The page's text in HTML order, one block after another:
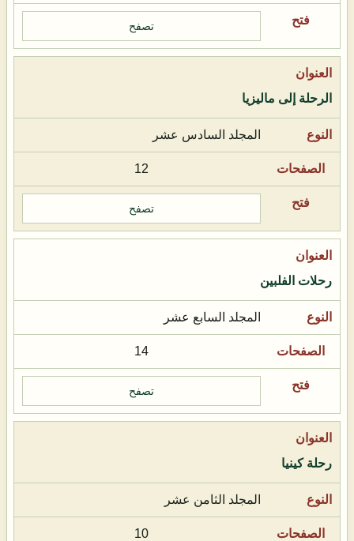
تصفح
الرحلة إلى ماليزيا
المجلد السادس عشر
12
تصفح
رحلات الفلبين
المجلد السابع عشر
14
تصفح
رحلة كينيا
المجلد الثامن عشر
10